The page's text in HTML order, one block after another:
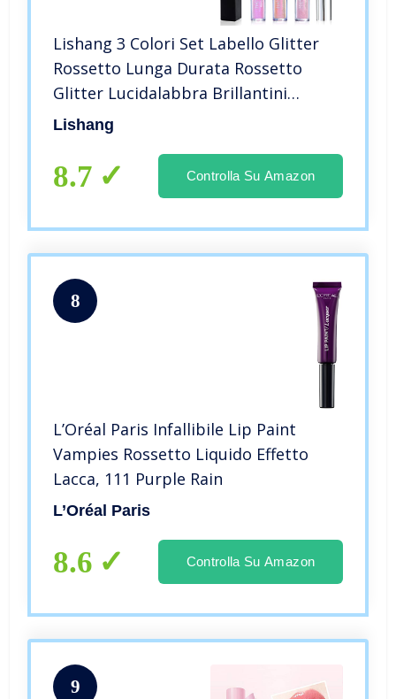
Lishang 3 Colori Set Labello Glitter
Rossetto Lunga Durata Rossetto
Glitter Lucidalabbra Brillantini
Glitterato Liquido Lip Gloss
per Donne Ragazza Trucco Regalo
Lishang
8.7 Controlla Su Amazon
8
L’Oréal Paris Infallibile Lip Paint
Vampies Rossetto Liquido Effetto
Lacca, 111 Purple Rain
L’Oréal Paris
8.6 Controlla Su Amazon
9